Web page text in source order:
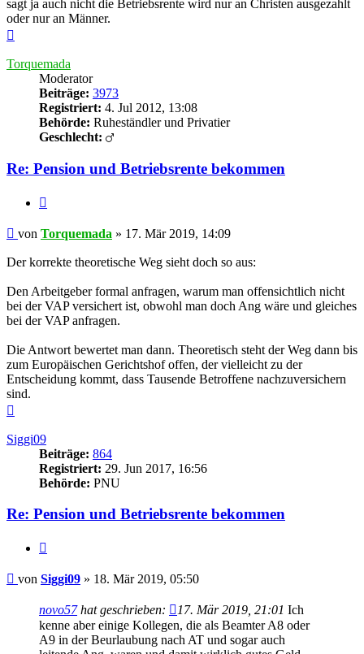
sagt ja auch nicht die Betriebsrente wird nur an Christen ausgezahlt
oder nur an Männer.
Torquemada
Moderator
Beiträge: 3973
Registriert: 4. Jul 2012, 13:08
Behörde: Ruheständler und Privatier
Geschlecht:
Re: Pension und Betriebsrente bekommen
Beitrag
von Torquemada » 17. Mär 2019, 14:09
Der korrekte theoretische Weg sieht doch so aus:
Den Arbeitgeber formal anfragen, warum man offensichtlich nicht
bei der VAP versichert ist, obwohl man doch Ang wäre und gleiches
bei der VAP anfragen.
Die Antwort bewertet man dann. Theoretisch steht der Weg dann bis
zum Europäischen Gerichtshof offen, der vielleicht zu der
Entscheidung kommt, dass Tausende Betroffene nachzuversichern
sind.
Siggi09
Beiträge: 864
Registriert: 29. Jun 2017, 16:56
Behörde: PNU
Re: Pension und Betriebsrente bekommen
Beitrag
von Siggi09 » 18. Mär 2019, 05:50
novo57hat geschrieben: 17. Mär 2019, 21:01 Ich
kenne aber einige Kollegen, die als Beamter A8 oder
A9 in der Beurlaubung nach AT und sogar auch